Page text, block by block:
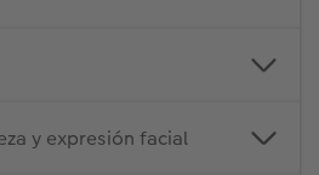
y expresión facial